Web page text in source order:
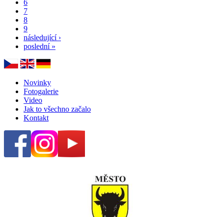
6
7
8
9
následující ›
poslední »
Novinky
Fotogalerie
Video
Jak to všechno začalo
Kontakt